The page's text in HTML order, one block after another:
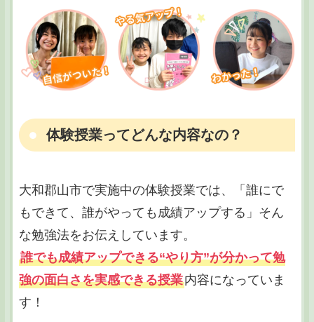
体験授業ってどんな内容なの？
大和郡山市で実施中の体験授業では、「誰にで
もできて、誰がやっても成績アップする」そん
な勉強法をお伝えしています。
誰でも成績アップできる“やり方”が分かって勉
強の面白さを実感できる授業内容になっていま
す！